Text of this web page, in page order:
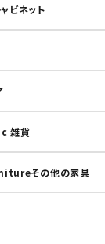
ビネット
雑貨
その他の家具